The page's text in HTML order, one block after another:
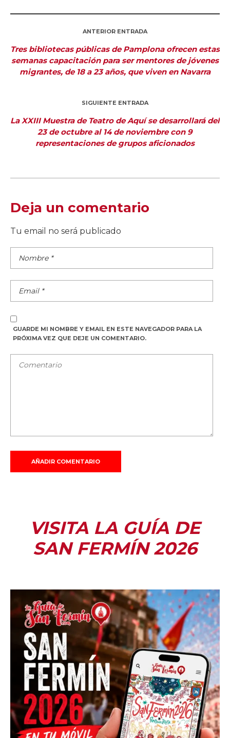
ANTERIOR ENTRADA
Tres bibliotecas públicas de Pamplona ofrecen estas
semanas capacitación para ser mentores de jóvenes
migrantes, de 18 a 23 años, que viven en Navarra
SIGUIENTE ENTRADA
La XXIII Muestra de Teatro de Aquí se desarrollará del
23 de octubre al 14 de noviembre con 9
representaciones de grupos aficionados
Deja un comentario
Tu email no será publicado
GUARDE MI NOMBRE Y EMAIL EN ESTE NAVEGADOR PARA LA
PRÓXIMA VEZ QUE DEJE UN COMENTARIO.
VISITA LA GUÍA DE
SAN FERMÍN 2026